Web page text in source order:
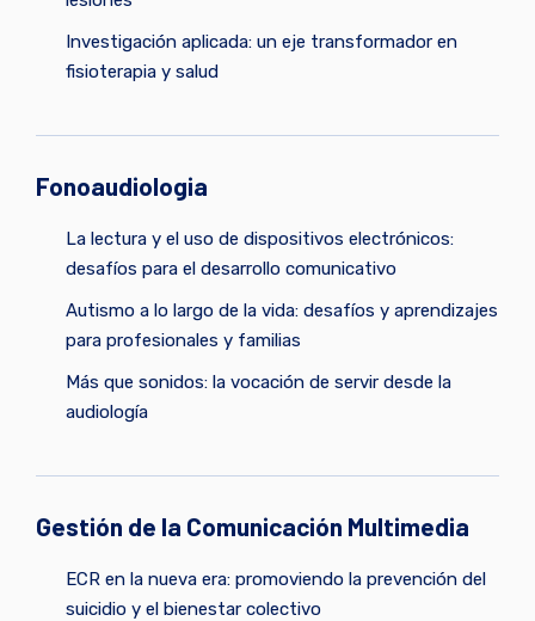
Investigación aplicada: un eje transformador en
fisioterapia y salud
Fonoaudiologia
La lectura y el uso de dispositivos electrónicos:
desafíos para el desarrollo comunicativo
Autismo a lo largo de la vida: desafíos y aprendizajes
para profesionales y familias
Más que sonidos: la vocación de servir desde la
audiología
Gestión de la Comunicación Multimedia
ECR en la nueva era: promoviendo la prevención del
suicidio y el bienestar colectivo